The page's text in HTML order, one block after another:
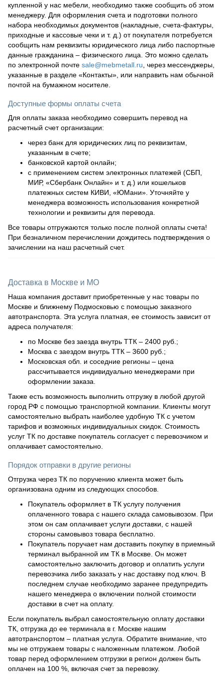
купленной у нас мебели, необходимо также сообщить об этом
менеджеру. Для оформления счета и подготовки полного
набора необходимых документов (накладные, счета-фактуры,
приходные и кассовые чеки и т. д.) от покупателя потребуется
сообщить нам реквизиты юридического лица либо паспортные
данные гражданина – физического лица. Это можно сделать
по электронной почте sale@mebmetall.ru , через мессенджеры,
указанные в разделе «Контакты», или направить нам обычной
почтой на бумажном носителе.
Доступные формы оплаты счета
Для оплаты заказа необходимо совершить перевод на
расчетный счет организации:
через банк для юридических лиц по реквизитам,
указанным в счете;
банковской картой онлайн;
с применением систем электронных платежей (СБП,
МИР, «Сбербанк Онлайн» и т. д.) или кошельков
платежных систем КИВИ, «ЮМани». Уточняйте у
менеджера возможность использования конкретной
технологии и реквизиты для перевода.
Все товары отгружаются только после полной оплаты счета!
При безналичном перечислении дождитесь подтверждения о
зачислении на наш расчетный счет.
Доставка в Москве и МО
Наша компания доставит приобретенные у нас товары по
Москве и ближнему Подмосковью с помощью заказного
автотранспорта. Эта услуга платная, ее стоимость зависит от
адреса получателя:
по Москве без заезда внутрь ТТК – 2400 руб.;
Москва с заездом внутрь ТТК – 3600 руб.;
Московская обл. и соседние регионы – цена
рассчитывается индивидуально менеджерами при
оформлении заказа.
Также есть возможность выполнить отгрузку в любой другой
город РФ с помощью транспортной компании. Клиенты могут
самостоятельно выбрать наиболее удобную ТК с учетом
тарифов и возможных индивидуальных скидок. Стоимость
услуг ТК по доставке покупатель согласует с перевозчиком и
оплачивает самостоятельно.
Порядок отправки в другие регионы
Отгрузка через ТК по поручению клиента может быть
организована одним из следующих способов.
Покупатель оформляет в ТК услугу получения
оплаченного товара с нашего склада самовывозом. При
этом он сам оплачивает услуги доставки, с нашей
стороны самовывоз товара бесплатно.
Покупатель поручает нам доставить покупку в приемный
терминал выбранной им ТК в Москве. Он может
самостоятельно заключить договор и оплатить услуги
перевозчика либо заказать у нас доставку под ключ. В
последнем случае необходимо заранее предупредить
нашего менеджера о включении полной стоимости
доставки в счет на оплату.
Если покупатель выбрал самостоятельную оплату доставки
ТК, отгрузка до ее терминала в г. Москве нашим
автотранспортом – платная услуга. Обратите внимание, что
мы не отгружаем товары с наложенным платежом. Любой
товар перед оформлением отгрузки в регион должен быть
оплачен на 100 %, включая счет за перевозку.